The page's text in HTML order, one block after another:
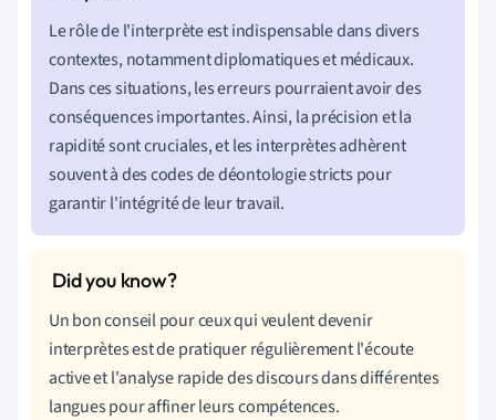
Le rôle de l'interprète est indispensable dans divers
contextes, notamment diplomatiques et médicaux.
Dans ces situations, les erreurs pourraient avoir des
conséquences importantes. Ainsi, la précision et la
rapidité sont cruciales, et les interprètes adhèrent
souvent à des codes de déontologie stricts pour
garantir l'intégrité de leur travail.
Un bon conseil pour ceux qui veulent devenir
interprètes est de pratiquer régulièrement l'écoute
active et l'analyse rapide des discours dans différentes
langues pour affiner leurs compétences.